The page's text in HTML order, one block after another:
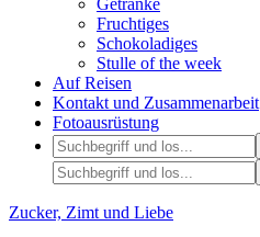
Getränke
Fruchtiges
Schokoladiges
Stulle of the week
Auf Reisen
Kontakt und Zusammenarbeit
Fotoausrüstung
Zucker, Zimt und Liebe